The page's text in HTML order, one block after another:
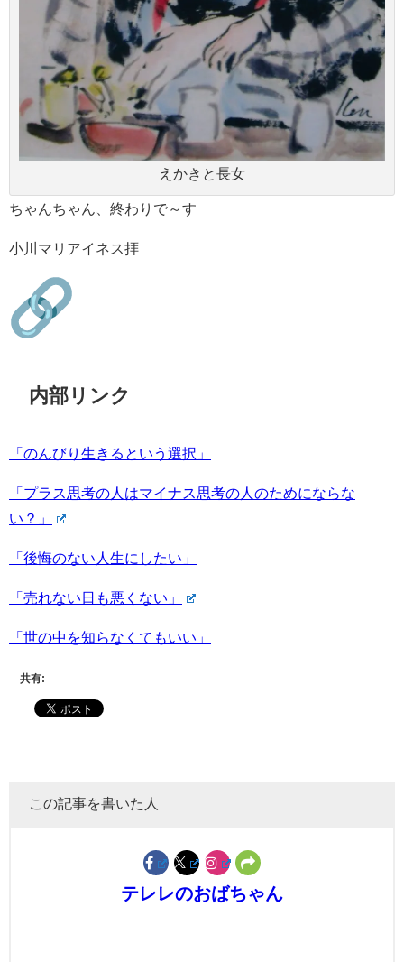
えかきと長女
ちゃんちゃん、終わりで～す
小川マリアイネス拝
内部リンク
「のんびり生きるという選択」
「プラス思考の人はマイナス思考の人のためにならな
い？」
「後悔のない人生にしたい」
「売れない日も悪くない」
「世の中を知らなくてもいい」
共有:
この記事を書いた人
テレレのおばちゃん